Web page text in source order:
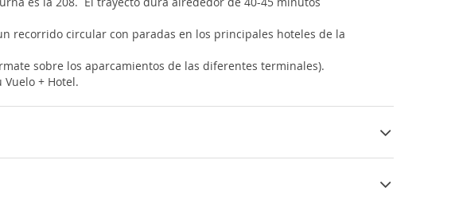
recorrido circular con paradas en los principales hoteles de la
sobre los aparcamientos de las diferentes terminales).
+ Hotel.